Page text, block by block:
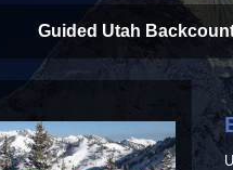
Guided Utah